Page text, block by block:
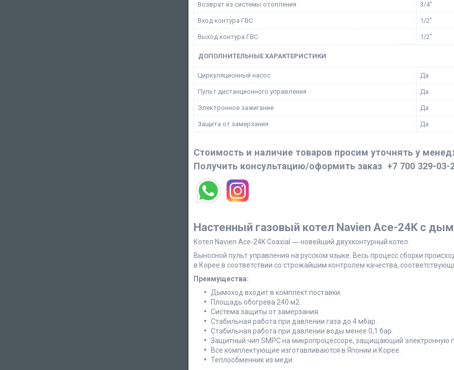
Возврат из системы отопления 3/4"
Вход контура ГВС 1/2"
Выход контура ГВС 1/2"
ДОПОЛНИТЕЛЬНЫЕ ХАРАКТЕРИСТИКИ
Циркуляционный насос Да
Пульт дистанционного управления Да
Электронное зажигание Да
Защита от замерзания Да
Стоимость и наличие товаров просим уточнять у
Получить консультацию/оформить заказ +7 700 329-03-
Настенный газовый котел Navien Ace-24K с
Котел Navien Ace-24K Coaxial ― новейший двухконтурный котел.
Выносной пульт управления на русском языке. Весь процесс сборки
в Корее в соответствии со строжайшим контролем качества,
Преимущества:
Дымоход входит в комплект поставки.
Площадь обогрева 240 м2.
Система защиты от замерзания.
Стабильная работа при давлении газа до 4 мбар.
Стабильная работа при давлении воды менее 0,1 бар.
Защитный чип SMPC на микропроцессоре, защищающий электронную
Все комплектующие изготавливаются в Японии и Корее.
Теплообменник из меди.